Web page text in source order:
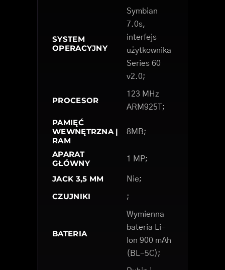
SYSTEM
OPERACYJNY
Symbian
7.0s,
interfejs
użytkownika
Series 60
v2.0;
PROCESOR
123 MHz
ARM925T;
PAMIĘĆ
WEWNĘTRZNA |
RAM
8MB;
APARAT
GŁÓWNY
1 MP;
JACK 3,5 MM Nie;
CZUJNIKI ;
BATERIA
Wymienna
bateria Li-
Ion 900 mAh
(BL-5C);